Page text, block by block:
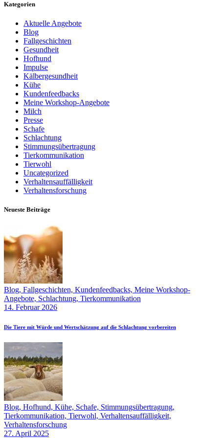
Kategorien
Aktuelle Angebote
Blog
Fallgeschichten
Gesundheit
Hofhund
Impulse
Kälbergesundheit
Kühe
Kundenfeedbacks
Meine Workshop-Angebote
Milch
Presse
Schafe
Schlachtung
Stimmungsübertragung
Tierkommunikation
Tierwohl
Uncategorized
Verhaltensauffälligkeit
Verhaltensforschung
Neueste Beiträge
Blog, Fallgeschichten, Kundenfeedbacks, Meine Workshop-
Angebote, Schlachtung, Tierkommunikation
14. Februar 2026
Die Tiere mit Würde und Wertschätzung auf die Schlachtung vorbereiten
Blog, Hofhund, Kühe, Schafe, Stimmungsübertragung,
Tierkommunikation, Tierwohl, Verhaltensauffälligkeit,
Verhaltensforschung
27. April 2025